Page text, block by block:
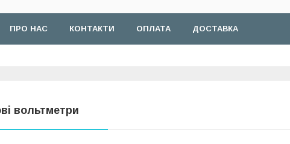
ПРО НАС КОНТАКТИ ОПЛАТА ДОСТАВКА
вольтметри